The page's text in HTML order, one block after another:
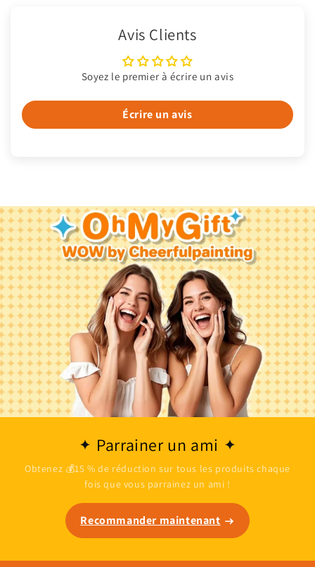
Avis Clients
Soyez le premier à écrire un avis
Écrire un avis
Parrainer un ami
Obtenez 💰15 % de réduction sur tous les produits chaque
fois que vous parrainez un ami !
Recommander maintenant